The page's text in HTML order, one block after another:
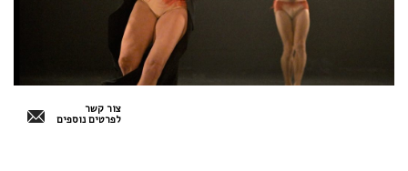
צור קשר
לפרטים נוספים